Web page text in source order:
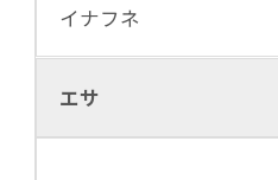
イナフネ
エサ